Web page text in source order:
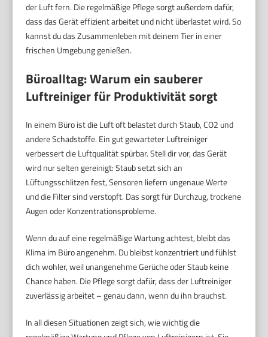
der Luft fern. Die regelmäßige Pflege sorgt außerdem dafür,
dass das Gerät effizient arbeitet und nicht überlastet wird. So
kannst du das Zusammenleben mit deinem Tier in einer
frischen Umgebung genießen.
Büroalltag: Warum ein sauberer
Luftreiniger für Produktivität sorgt
In einem Büro ist die Luft oft belastet durch Staub, CO2 und
andere Schadstoffe. Ein gut gewarteter Luftreiniger
verbessert die Luftqualität spürbar. Stell dir vor, das Gerät
wird nur selten gereinigt: Staub setzt sich an
Lüftungsschlitzen fest, Sensoren liefern ungenaue Werte
und die Filter sind verstopft. Das sorgt für Durchzug, trockene
Augen oder Konzentrationsprobleme.
Wenn du auf eine regelmäßige Wartung achtest, bleibt das
Klima im Büro angenehm. Du bleibst konzentriert und fühlst
dich wohler, weil unangenehme Gerüche oder Staub keine
Chance haben. Die Pflege sorgt dafür, dass der Luftreiniger
zuverlässig arbeitet – genau dann, wenn du ihn brauchst.
In all diesen Situationen zeigt sich, wie wichtig die